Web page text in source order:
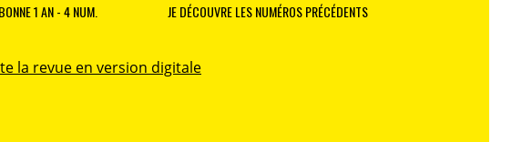
1 AN - 4 NUM. JE DÉCOUVRE LES NUMÉROS PRÉCÉDENTS
la revue en version digitale